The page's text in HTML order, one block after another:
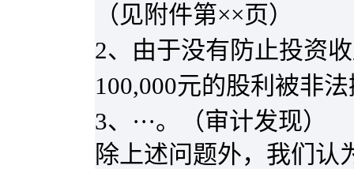
（见附件第××页）
2、由于没有防止投资
100,000元的股利被非
3、···。（审计发现）
除上述问题外，我们认